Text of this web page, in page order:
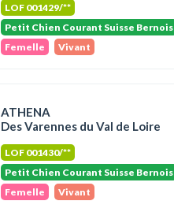
LOF 001429/**
Petit Chien Courant Suisse Bernois
Femelle
Vivant
ATHENA
Des Varennes du Val de Loire
LOF 001430/**
Petit Chien Courant Suisse Bernois
Femelle
Vivant